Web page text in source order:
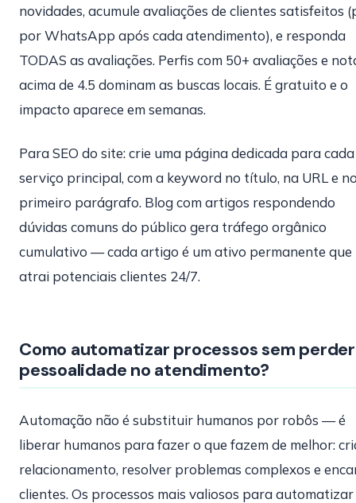
novidades, acumule avaliações de clientes satisfeitos
por WhatsApp após cada atendimento), e responda
TODAS as avaliações. Perfis com 50+ avaliações e
acima de 4.5 dominam as buscas locais. É gratuito e o
impacto aparece em semanas.
Para SEO do site: crie uma página dedicada para cada
serviço principal, com a keyword no título, na URL e
primeiro parágrafo. Blog com artigos respondendo
dúvidas comuns do público gera tráfego orgânico
cumulativo — cada artigo é um ativo permanente que
atrai potenciais clientes 24/7.
Como automatizar processos sem
pessoalidade no atendimento?
Automação não é substituir humanos por robôs — é
liberar humanos para fazer o que fazem de melhor:
relacionamento, resolver problemas complexos e
clientes. Os processos mais valiosos para